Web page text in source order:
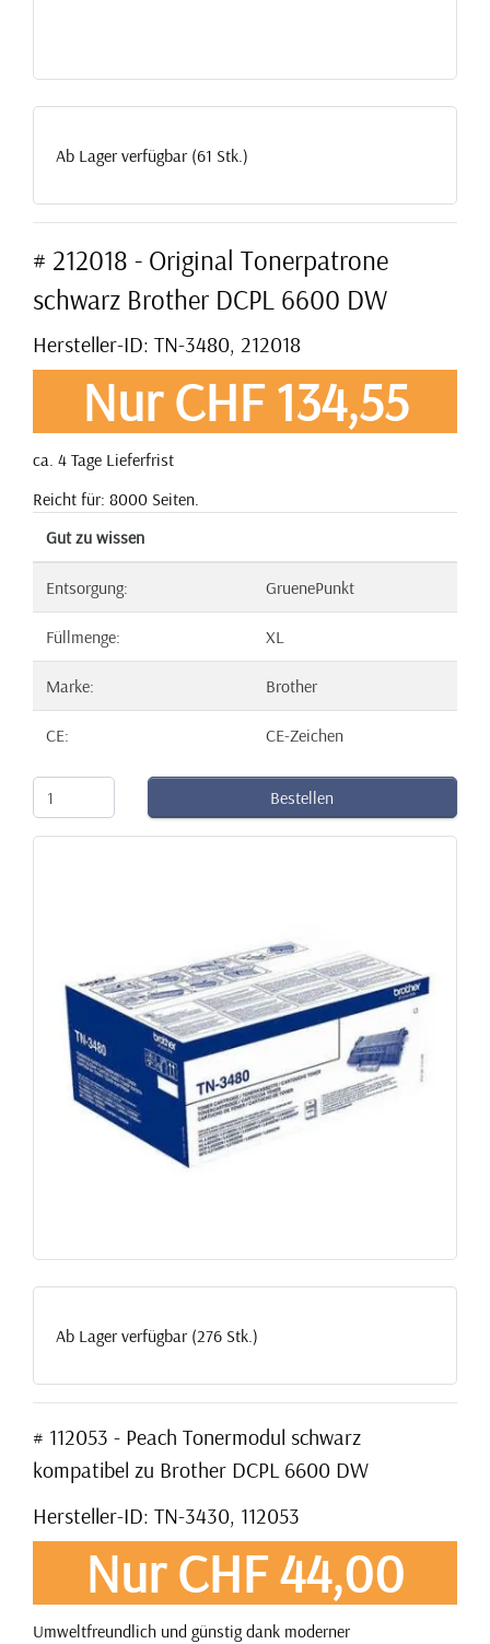
Ab Lager verfügbar (61 Stk.)
# 212018 - Original Tonerpatrone
schwarz Brother DCPL 6600 DW
Hersteller-ID: TN-3480, 212018
Nur CHF 134,55
ca. 4 Tage Lieferfrist
Reicht für: 8000 Seiten.
Gut zu wissen
Entsorgung: GruenePunkt
Füllmenge: XL
Marke: Brother
CE: CE-Zeichen
Bestellen
Ab Lager verfügbar (276 Stk.)
# 112053 - Peach Tonermodul schwarz
kompatibel zu Brother DCPL 6600 DW
Hersteller-ID: TN-3430, 112053
Nur CHF 44,00
Umweltfreundlich und günstig dank moderner